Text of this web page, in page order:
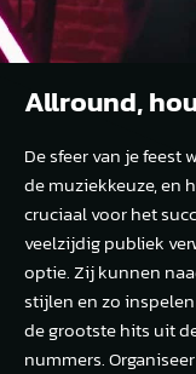
Allround,
De sfeer van je
de muziekkeuze, en
cruciaal voor het
veelzijdig publiek
optie. Zij kunnen
stijlen en zo
de grootste hits uit
nummers.